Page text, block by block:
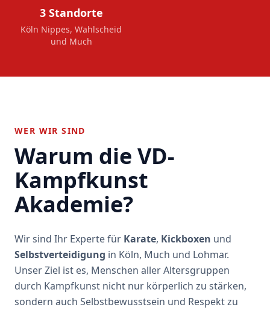
3 Standorte
Köln Nippes, Wahlscheid
und Much
WER WIR SIND
Warum die VD-
Kampfkunst
Akademie?
Wir sind Ihr Experte für Karate, Kickboxen und
Selbstverteidigung in Köln, Much und Lohmar.
Unser Ziel ist es, Menschen aller Altersgruppen
durch Kampfkunst nicht nur körperlich zu stärken,
sondern auch Selbstbewusstsein und Respekt zu